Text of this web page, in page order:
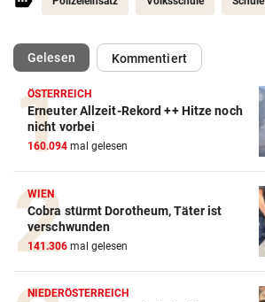
Gelesen(ausgewählt)Kommentiert
ÖSTERREICH
Erneuter Allzeit-Rekord ++ Hitze noch
nicht vorbei
160.094 mal gelesen
WIEN
Cobra stürmt Dorotheum, Täter ist
verschwunden
141.306 mal gelesen
NIEDERÖSTERREICH